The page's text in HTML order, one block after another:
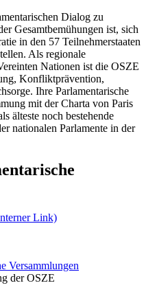
Dialog zu
Gesamtbemühungen ist, sich
in den 57 Teilnehmerstaaten
Als regionale
Nationen ist die OSZE
Konfliktprävention,
Ihre Parlamentarische
mit der Charta von Paris
älteste noch bestehende
nationalen Parlamente in der
Link)
Versammlungen
der OSZE